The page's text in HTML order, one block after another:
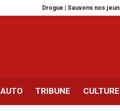
Drogue | Sauvons nos jeunes
AUTO TRIBUNE CULTURE